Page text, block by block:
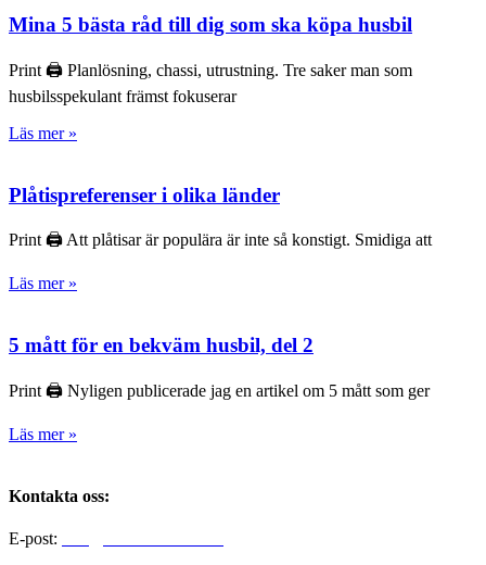
Mina 5 bästa råd till dig som ska köpa husbil
Print 🖨 Planlösning, chassi, utrustning. Tre saker man som
husbilsspekulant främst fokuserar
Läs mer »
Plåtispreferenser i olika länder
Print 🖨 Att plåtisar är populära är inte så konstigt. Smidiga att
Läs mer »
5 mått för en bekväm husbil, del 2
Print 🖨 Nyligen publicerade jag en artikel om 5 mått som ger
Läs mer »
Kontakta oss:
E-post: